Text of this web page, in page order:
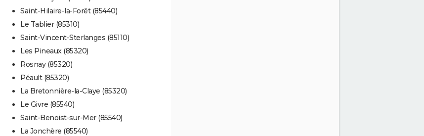
Saint-Hilaire-la-Forêt (85440)
Le Tablier (85310)
Saint-Vincent-Sterlanges (85110)
Les Pineaux (85320)
Rosnay (85320)
Péault (85320)
La Bretonnière-la-Claye (85320)
Le Givre (85540)
Saint-Benoist-sur-Mer (85540)
La Jonchère (85540)